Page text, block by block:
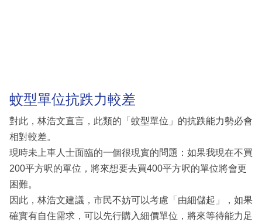
蚊型單位抗跌力較差
對此，林浩文直言，此類的「蚊型單位」的抗跌能力勢必會
相對較差。
現時未上車人士面臨的一個很現實的問題：如果我現在不買
200平方呎的單位，將來想要去買400平方呎的單位將會更
困難。
因此，林浩文建議，市民不妨可以考慮「由細儲起」，如果
確實有自住需求，可以先行購入細價單位，將來等待能力足